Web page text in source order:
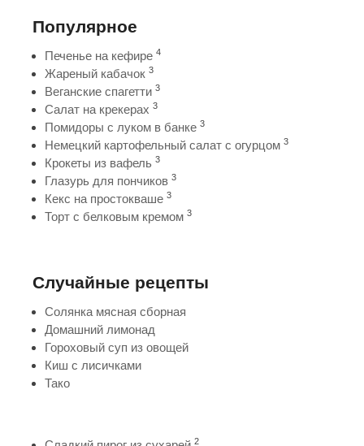
Популярное
Печенье на кефире 4
Жареный кабачок 3
Веганские спагетти 3
Салат на крекерах 3
Помидоры с луком в банке 3
Немецкий картофельный салат с огурцом 3
Крокеты из вафель 3
Глазурь для пончиков 3
Кекс на простокваше 3
Торт с белковым кремом 3
Случайные рецепты
Солянка мясная сборная
Домашний лимонад
Гороховый суп из овощей
Киш с лисичками
Тако
2